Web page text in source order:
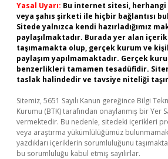
Yasal Uyarı: Bu internet sitesi,
veya şahıs şirketi ile hiçbir bağlantısı
Sitede yalnızca kendi hazırladığımız
paylaşılmaktadır. Burada yer alan
taşımamakta olup, gerçek kurum ve
paylaşım yapılmamaktadır. Gerçek
benzerlikleri tamamen tesadüfidir.
taslak halindedir ve tavsiye niteliği
Sitemiz, 5651 Sayılı Kanun gereğince Bilgi
Kurumu (BTK) tarafından onaylanmış bir Yer
vermektedir. Bu nedenle, sitedeki içerikleri
veya araştırma yükümlülüğümüz
yazdıkları içeriklerin sorumluluğunu
bu sorumluluğu kabul etmiş sayılırlar.